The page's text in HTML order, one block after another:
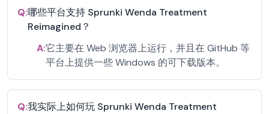
Q:哪些平台支持 Sprunki Wenda Treatment
Reimagined？
A:它主要在 Web 浏览器上运行，并且在 GitHub 等
平台上提供一些 Windows 的可下载版本。
Q:我实际上如何玩 Sprunki Wenda Treatment